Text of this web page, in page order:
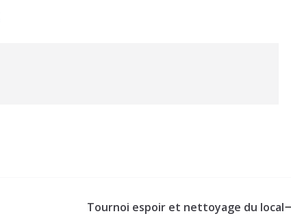
Tournoi espoir et nettoyage du local